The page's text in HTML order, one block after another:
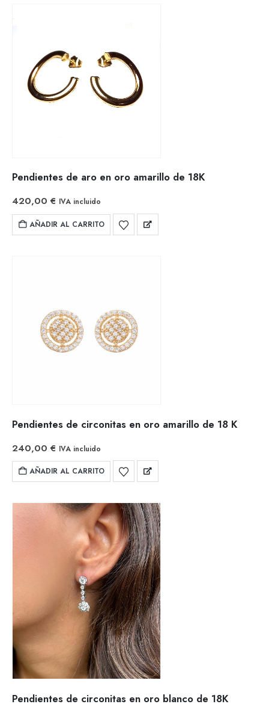
Pendientes de aro en oro amarillo de 18K
420,00 € IVA incluido
AÑADIR AL CARRITO
Pendientes de circonitas en oro amarillo de 18 K
240,00 € IVA incluido
AÑADIR AL CARRITO
Pendientes de circonitas en oro blanco de 18K